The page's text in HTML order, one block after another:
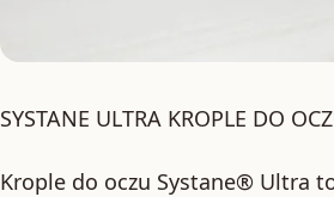
SYSTANE ULTRA KROPLE DO
Krople do oczu Systane® Ultra